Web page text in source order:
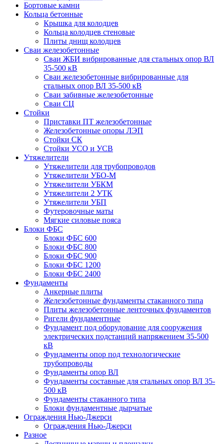
Бортовые камни
Кольца бетонные
Крышка для колодцев
Кольца колодцев стеновые
Плиты днищ колодцев
Сваи железобетонные
Сваи ЖБИ вибрированные для стальных опор ВЛ
35-500 кВ
Сваи железобетонные вибрированные для
стальных опор ВЛ 35-500 кВ
Сваи забивные железобетонные
Сваи СЦ
Стойки
Приставки ПТ железобетонные
Железобетонные опоры ЛЭП
Стойки СК
Стойки УСО и УСВ
Утяжелители
Утяжелители для трубопроводов
Утяжелители УБО-М
Утяжелители УБКМ
Утяжелители 2 УТК
Утяжелители УБП
Футеровочные маты
Мягкие силовые пояса
Блоки ФБС
Блоки ФБС 600
Блоки ФБС 800
Блоки ФБС 900
Блоки ФБС 1200
Блоки ФБС 2400
Фундаменты
Анкерные плиты
Железобетонные фундаменты стаканного типа
Плиты железобетонные ленточных фундаментов
Ригели фундаментные
Фундамент под оборудование для сооружения
электрических подстанций напряжением 35-500
кВ
Фундаменты опор под технологические
трубопроводы
Фундаменты опор ВЛ
Фундаменты составные для стальных опор ВЛ 35-
500 кВ
Фундаменты стаканного типа
Блоки фундаментные дырчатые
Ограждения Нью-Джерси
Ограждения Нью-Джерси
Разное